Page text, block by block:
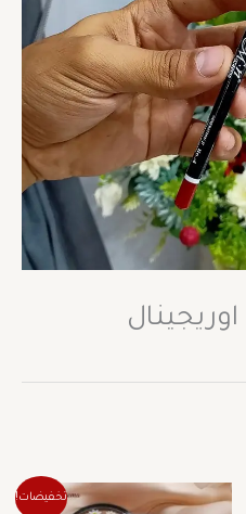
تخفيضات!
السعر
الأصلي
السعر
الحالي